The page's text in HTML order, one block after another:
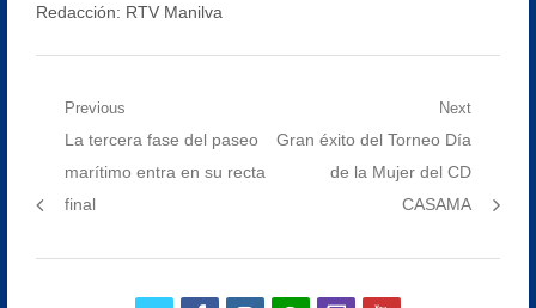
Redacción: RTV Manilva
Navegación
entradas
Previous
Previous
post:
La tercera fase del paseo
marítimo entra en su recta
final
Next
Next
Gran éxito del Torneo Día
de la Mujer del CD
CASAMA